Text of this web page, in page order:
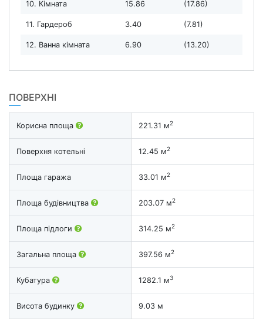
10. Кімната 15.86 (17.86)
11. Гардероб 3.40 (7.81)
12. Ванна кімната 6.90 (13.20)
ПОВЕРХНІ
Корисна площа 221.31 м2
Поверхня котельні 12.45 м2
Площа гаража 33.01 м2
Площа будівництва 203.07 м2
Площа підлоги 314.25 м2
Загальна площа 397.56 м2
Кубатура 1282.1 м3
Висота будинку 9.03 м